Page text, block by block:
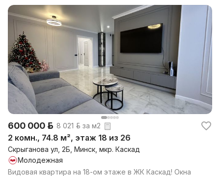
600 000 р. 8 021 р. за м2
2 комн., 74.8 м², этаж 18 из 26
Скрыганова ул, 2Б, Минск, мкр. Каскад
Молодежная
Видовая квартира на 18-ом этаже в ЖК Каскад! Окна